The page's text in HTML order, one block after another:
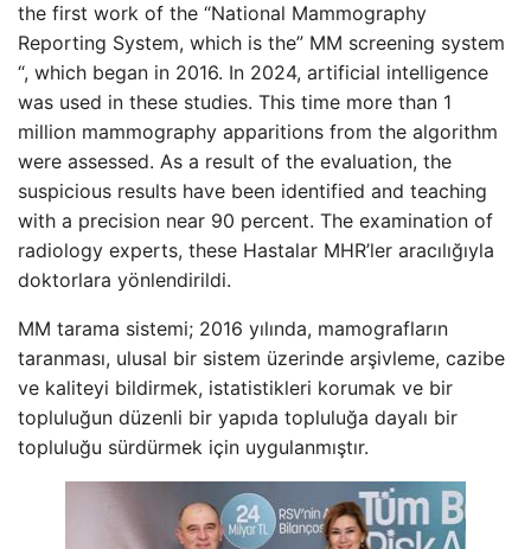
the first work of the “National Mammography
Reporting System, which is the” MM screening system
“, which began in 2016. In 2024, artificial intelligence
was used in these studies. This time more than 1
million mammography apparitions from the algorithm
were assessed. As a result of the evaluation, the
suspicious results have been identified and teaching
with a precision near 90 percent. The examination of
radiology experts, these Hastalar MHR’ler aracılığıyla
doktorlara yönlendirildi.
MM tarama sistemi; 2016 yılında, mamografların
taranması, ulusal bir sistem üzerinde arşivleme, cazibe
ve kaliteyi bildirmek, istatistikleri korumak ve bir
topluluğun düzenli bir yapıda topluluğa dayalı bir
topluluğu sürdürmek için uygulanmıştır.